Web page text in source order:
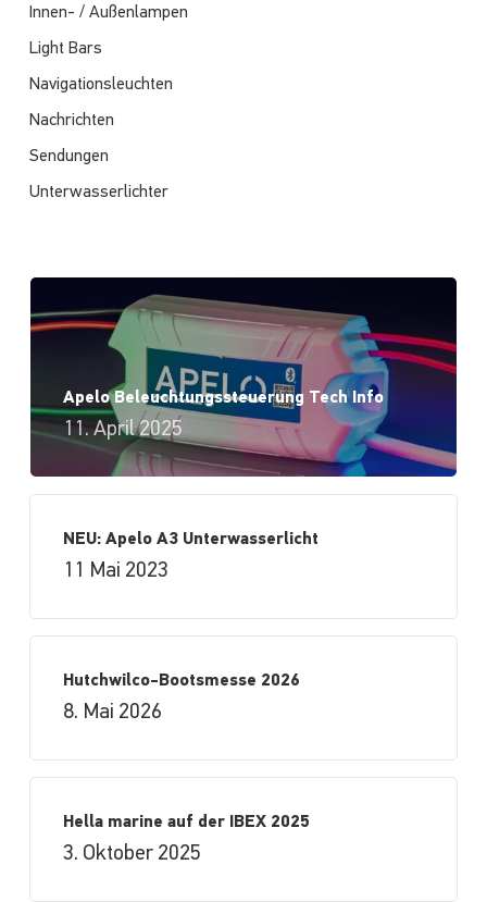
Innen- / Außenlampen
Light Bars
Navigationsleuchten
Nachrichten
Sendungen
Unterwasserlichter
Apelo Beleuchtungssteuerung Tech Info
11. April 2025
NEU: Apelo A3 Unterwasserlicht
11 Mai 2023
Hutchwilco-Bootsmesse 2026
8. Mai 2026
Hella marine auf der IBEX 2025
3. Oktober 2025